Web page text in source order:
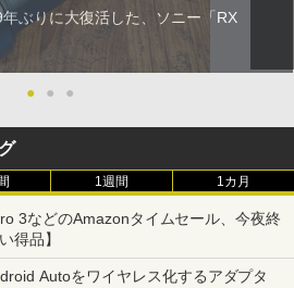
ぶりに大復活した、ソニー「RX
● ● ●
1週間 1カ月
3などのAmazonタイムセール、今夜終
得品】
Autoをワイヤレス化するアダプタ